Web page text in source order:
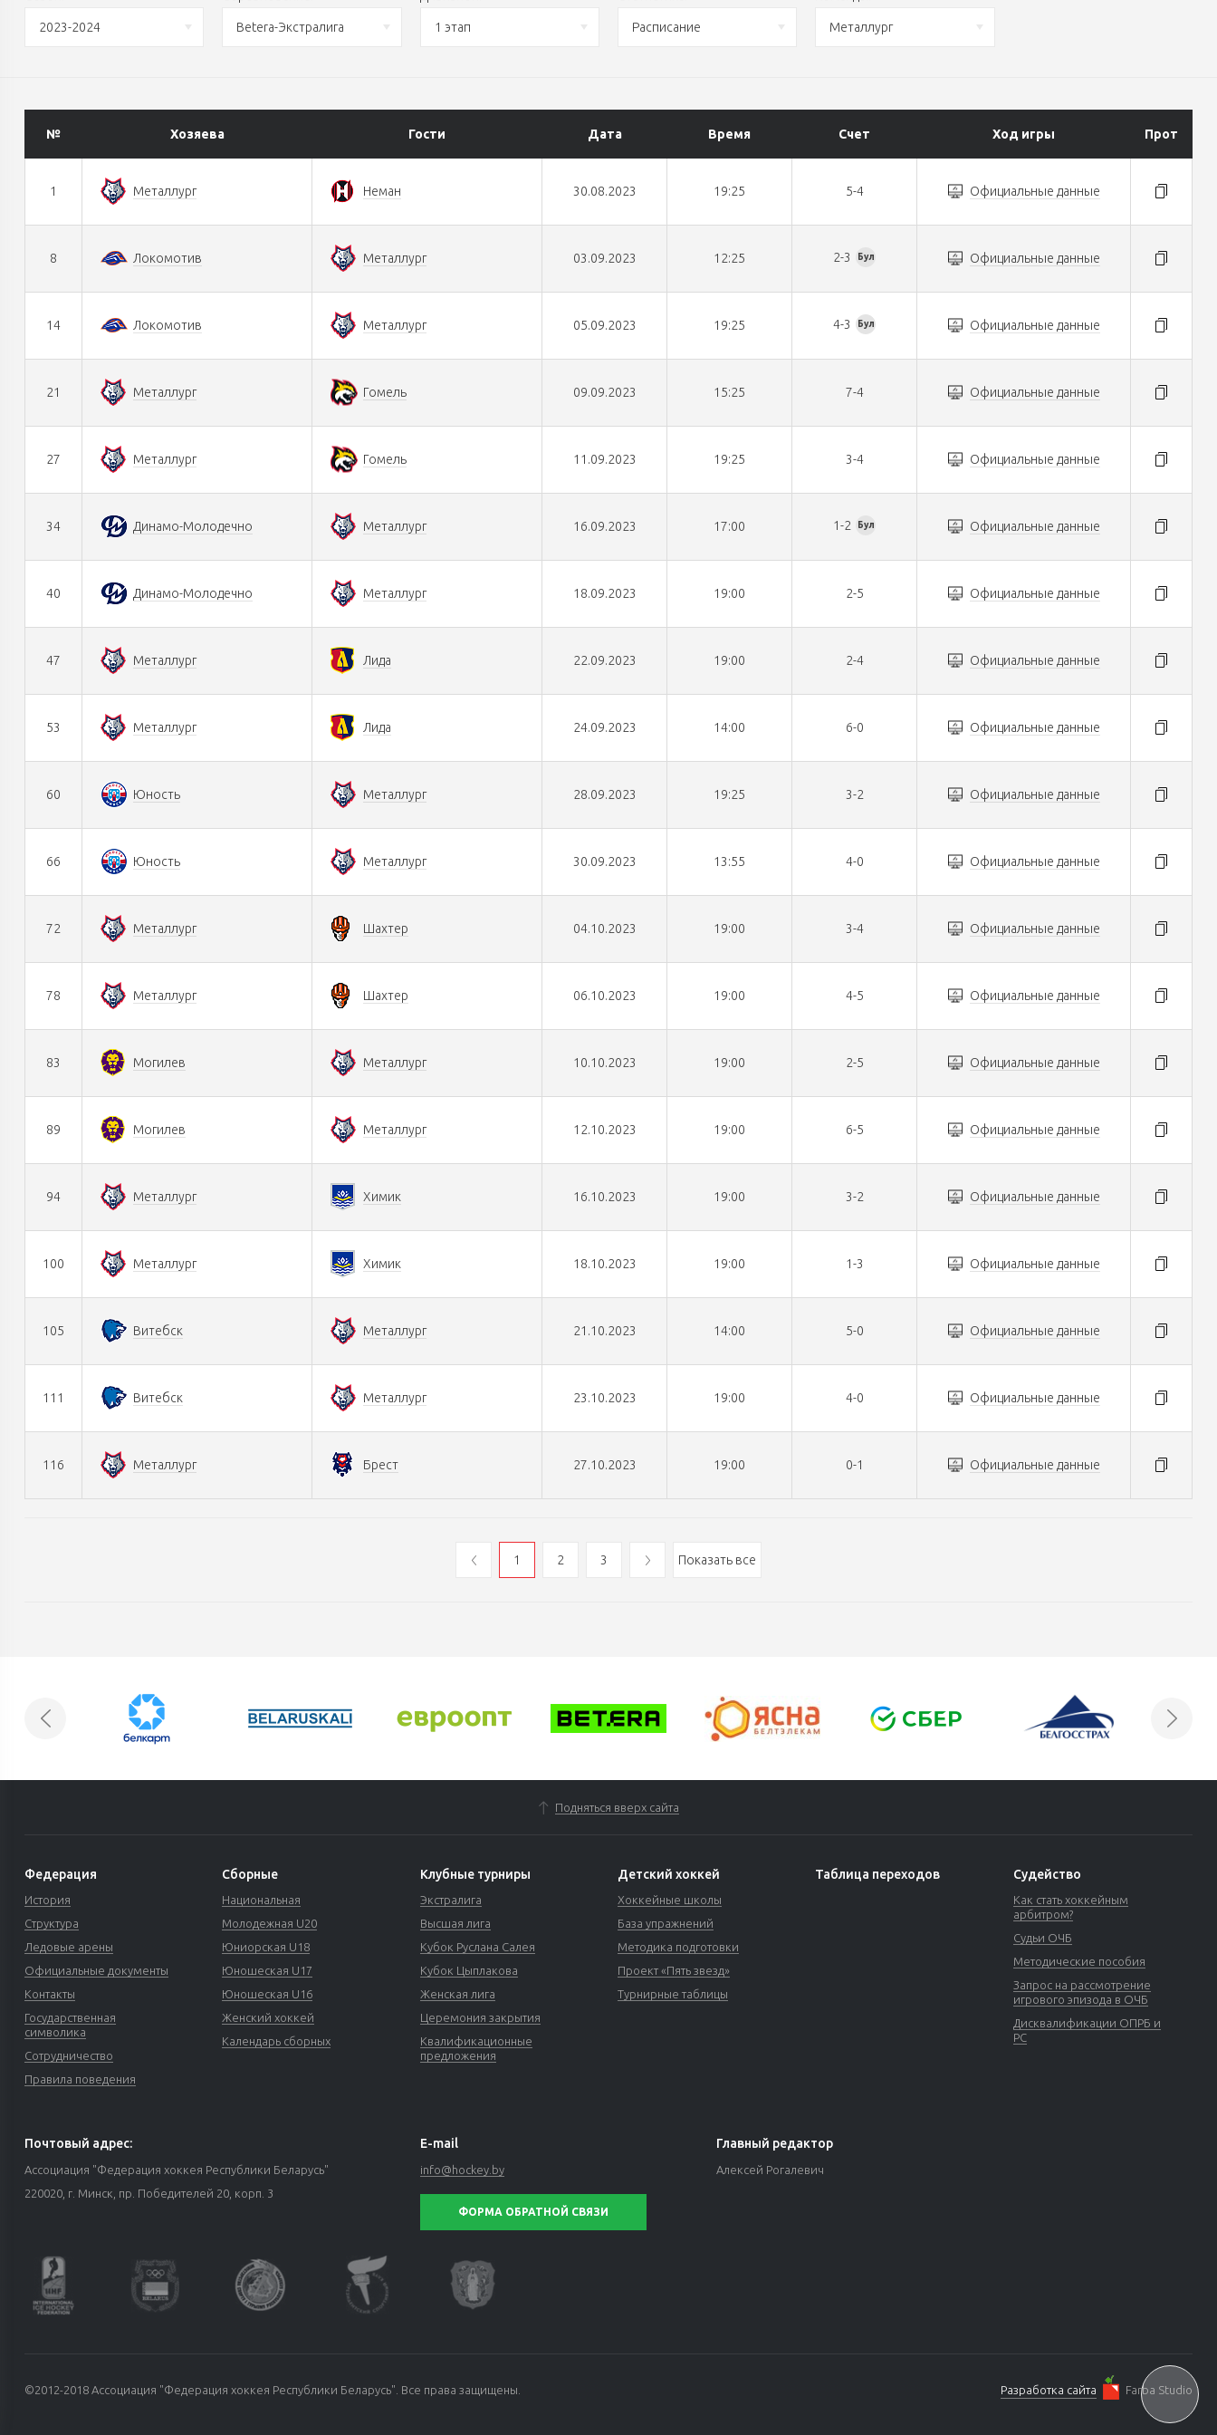
2023-2024 Betera-Экстралига 1 этап Расписание Металлург
№ Хозяева Гости Дата Время Счет Ход игры Прот
1 Металлург Неман 30.08.2023 19:25 5-4 Официальные данные
8 Локомотив Металлург 03.09.2023 12:25 2-3 Бул Официальные данные
14 Локомотив Металлург 05.09.2023 19:25 4-3 Бул Официальные данные
21 Металлург Гомель 09.09.2023 15:25 7-4 Официальные данные
27 Металлург Гомель 11.09.2023 19:25 3-4 Официальные данные
34 Динамо-Молодечно Металлург 16.09.2023 17:00 1-2 Бул Официальные данные
40 Динамо-Молодечно Металлург 18.09.2023 19:00 2-5 Официальные данные
47 Металлург Лида 22.09.2023 19:00 2-4 Официальные данные
53 Металлург Лида 24.09.2023 14:00 6-0 Официальные данные
60 Юность Металлург 28.09.2023 19:25 3-2 Официальные данные
66 Юность Металлург 30.09.2023 13:55 4-0 Официальные данные
72 Металлург Шахтер 04.10.2023 19:00 3-4 Официальные данные
78 Металлург Шахтер 06.10.2023 19:00 4-5 Официальные данные
83 Могилев Металлург 10.10.2023 19:00 2-5 Официальные данные
89 Могилев Металлург 12.10.2023 19:00 6-5 Официальные данные
94 Металлург Химик 16.10.2023 19:00 3-2 Официальные данные
100 Металлург Химик 18.10.2023 19:00 1-3 Официальные данные
105 Витебск Металлург 21.10.2023 14:00 5-0 Официальные данные
111 Витебск Металлург 23.10.2023 19:00 4-0 Официальные данные
116 Металлург Брест 27.10.2023 19:00 0-1 Официальные данные
1 2 3 Показать все
Подняться вверх сайта
Федерация
История
Структура
Ледовые арены
Официальные документы
Контакты
Государственная
символика
Сотрудничество
Правила поведения
Сборные
Национальная
Молодежная U20
Юниорская U18
Юношеская U17
Юношеская U16
Женский хоккей
Календарь сборных
Клубные турниры
Экстралига
Высшая лига
Кубок Руслана Салея
Кубок Цыплакова
Женская лига
Церемония закрытия
Квалификационные
предложения
Детский хоккей
Хоккейные школы
База упражнений
Методика подготовки
Проект «Пять звезд»
Турнирные таблицы
Таблица переходов Судейство
Как стать хоккейным
арбитром?
Судьи ОЧБ
Методические пособия
Запрос на рассмотрение
игрового эпизода в ОЧБ
Дисквалификации ОПРБ и
РС
Почтовый адрес:
Ассоциация "Федерация хоккея Республики Беларусь"
220020, г. Минск, пр. Победителей 20, корп. 3
E-mail
info@hockey.by
ФОРМА ОБРАТНОЙ СВЯЗИ
Главный редактор
Алексей Рогалевич
©2012-2018 Ассоциация "Федерация хоккея Республики Беларусь". Все права защищены. Разработка сайта Farba Studio